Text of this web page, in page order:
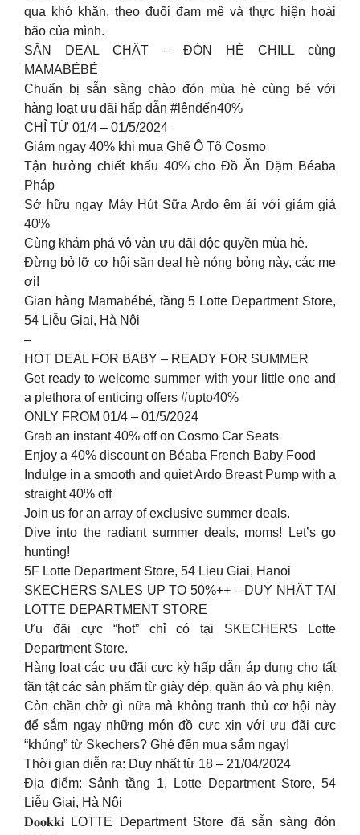
qua khó khăn, theo đuổi đam mê và thực hiện hoài
bão của mình.
SĂN DEAL CHẤT – ĐÓN HÈ CHILL cùng
MAMABÉBÉ
Chuẩn bị sẵn sàng chào đón mùa hè cùng bé với
hàng loạt ưu đãi hấp dẫn #lênđến40%
CHỈ TỪ 01/4 – 01/5/2024
Giảm ngay 40% khi mua Ghế Ô Tô Cosmo
Tận hưởng chiết khấu 40% cho Đồ Ăn Dặm Béaba
Pháp
Sở hữu ngay Máy Hút Sữa Ardo êm ái với giảm giá
40%
Cùng khám phá vô vàn ưu đãi độc quyền mùa hè.
Đừng bỏ lỡ cơ hội săn deal hè nóng bỏng này, các mẹ
ơi!
Gian hàng Mamabébé, tầng 5 Lotte Department Store,
54 Liễu Giai, Hà Nội
–
HOT DEAL FOR BABY – READY FOR SUMMER
Get ready to welcome summer with your little one and
a plethora of enticing offers #upto40%
ONLY FROM 01/4 – 01/5/2024
Grab an instant 40% off on Cosmo Car Seats
Enjoy a 40% discount on Béaba French Baby Food
Indulge in a smooth and quiet Ardo Breast Pump with a
straight 40% off
Join us for an array of exclusive summer deals.
Dive into the radiant summer deals, moms! Let’s go
hunting!
5F Lotte Department Store, 54 Lieu Giai, Hanoi
SKECHERS SALES UP TO 50%++ – DUY NHẤT TẠI
LOTTE DEPARTMENT STORE
Ưu đãi cực “hot” chỉ có tại SKECHERS Lotte
Department Store.
Hàng loạt các ưu đãi cực kỳ hấp dẫn áp dụng cho tất
tần tật các sản phẩm từ giày dép, quần áo và phụ kiện.
Còn chần chờ gì nữa mà không tranh thủ cơ hội này
để sắm ngay những món đồ cực xịn với ưu đãi cực
“khủng” từ Skechers? Ghé đến mua sắm ngay!
Thời gian diễn ra: Duy nhất từ 18 – 21/04/2024
Địa điểm: Sảnh tầng 1, Lotte Department Store, 54
Liễu Giai, Hà Nội
𝐃𝐨𝐨𝐤𝐤𝐢 LOTTE Department Store đã sẵn sàng đón